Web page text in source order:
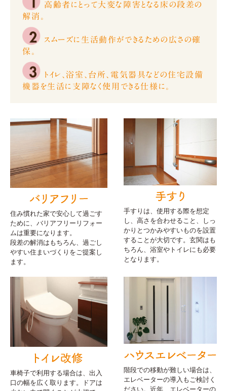
高齢者にとって大変な障害となる床の段差の
解消。
スムーズに生活動作ができるための広さの確
保。
トイレ、浴室、台所、電気器具などの住宅設備
機器を生活に支障なく使用できる仕様に。
住み慣れた家で安心して過ごす
ために、バリアフリーリフォー
ムは重要になります。
段差の解消はもちろん、過ごし
やすい住まいづくりをご提案し
ます。
手すりは、使用する際を想定
し、高さを合わせること、しっ
かりとつかみやすいものを設置
することが大切です。玄関はも
ちろん、浴室やトイレにも必要
となります。
車椅子で利用する場合は、出入
口の幅を広く取ります。ドアは
階段での移動が難しい場合は、
エレベーターの導入もご検討く
ださい。近年、エレベーターの